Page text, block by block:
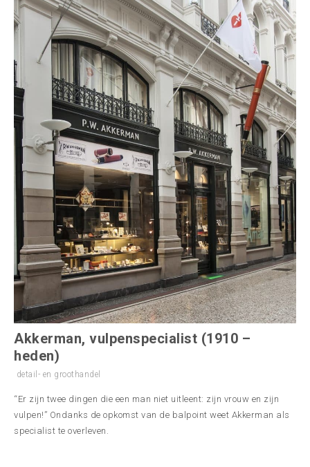
Akkerman, vulpenspecialist (1910 –
heden)
detail- en groothandel
“Er zijn twee dingen die een man niet uitleent: zijn vrouw en zijn
vulpen!” Ondanks de opkomst van de balpoint weet Akkerman als
specialist te overleven.